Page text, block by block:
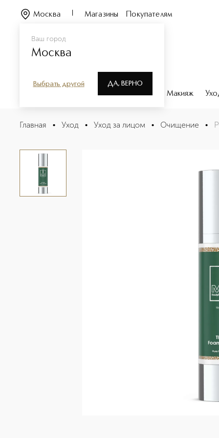
Ваш город
Москва
Выбрать другой ДА, ВЕРНО
Москва Магазины Покупателям
Парфюмерия Макияж
PURE PERFECTION 100N THE BEST FOAM
Описание
Главная • Уход • Уход за лицом • Очищение •